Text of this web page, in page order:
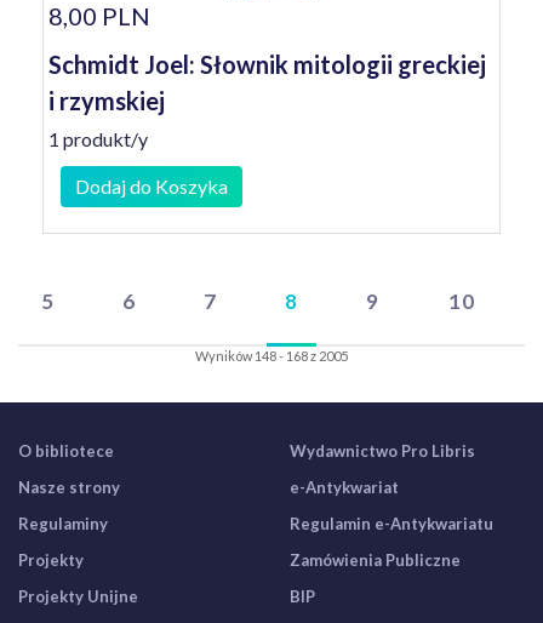
8,00 PLN
Schmidt Joel: Słownik mitologii greckiej
i rzymskiej
1 produkt/y
Dodaj do Koszyka
5 6 7 8 9 10
Wyników 148 - 168 z 2005
O bibliotece
Nasze strony
Regulaminy
Projekty
Projekty Unijne
Wydawnictwo Pro Libris
e-Antykwariat
Regulamin e-Antykwariatu
Zamówienia Publiczne
BIP